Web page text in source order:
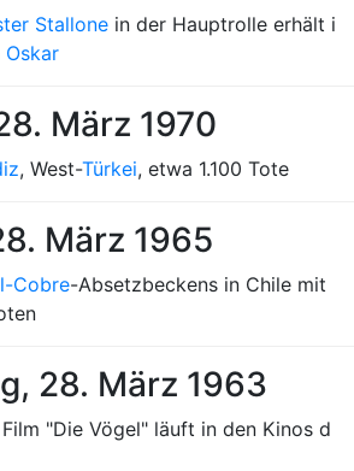
Stallone in der Hauptrolle erhält i
Oskar
März 1970
, West-Türkei, etwa 1.100 Tote
März 1965
Cobre-Absetzbeckens in Chile mit
28. März 1963
"Die Vögel" läuft in den Kinos d